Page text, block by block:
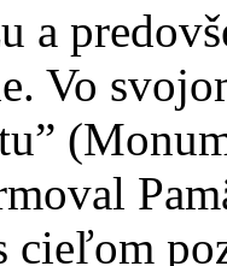
a
Vo
cieľom